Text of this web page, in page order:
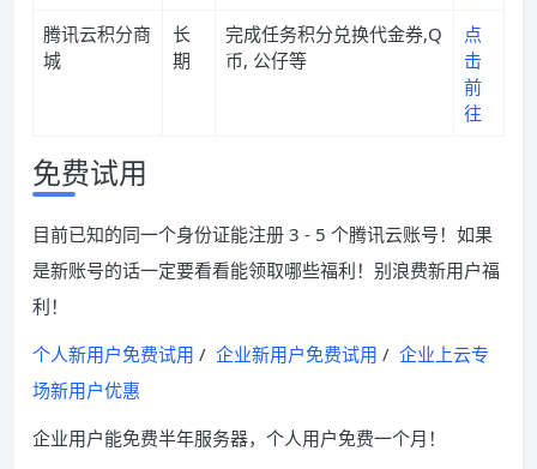
腾讯云积分商
城
长
期
完成任务积分兑换代金券,Q
币, 公仔等
点
击
前
往
免费试用
目前已知的同一个身份证能注册 3 - 5 个腾讯云账号！如果
是新账号的话一定要看看能领取哪些福利！别浪费新用户福
利！
个人新用户免费试用 / 企业新用户免费试用 / 企业上云专
场新用户优惠
企业用户能免费半年服务器，个人用户免费一个月！